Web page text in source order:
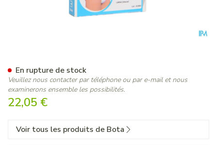
22,05 €
En rupture de stock
Veuillez nous contacter par téléphone ou par e-mail et nous
examinerons ensemble les possibilités.
Voir tous les produits de Bota